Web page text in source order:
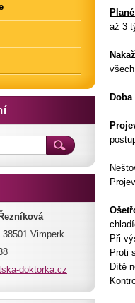
až 3
Při
Proti
Dítě
38501 Vimperk
-doktorka.cz